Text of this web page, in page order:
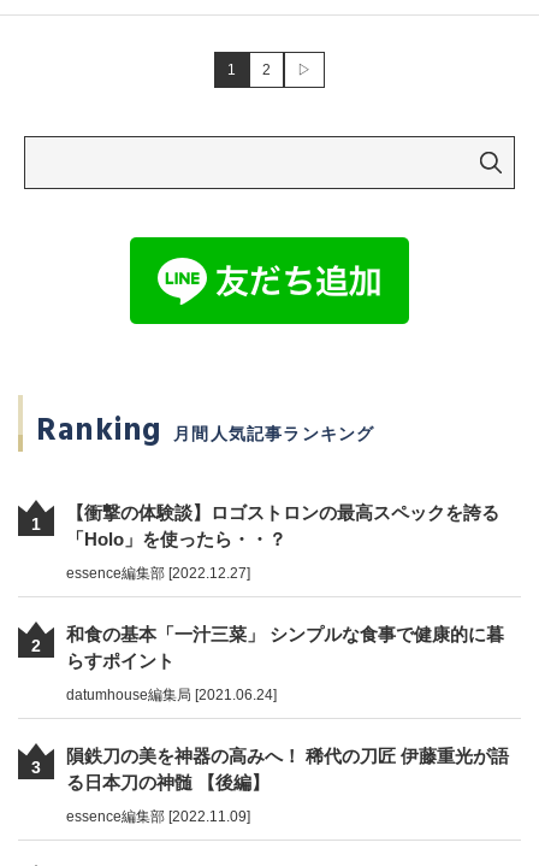
1 2 ▷
Ranking 月間人気記事ランキング
1
【衝撃の体験談】ロゴストロンの最高スペックを誇る
「Holo」を使ったら・・？
essence編集部 [2022.12.27]
2
和食の基本「一汁三菜」 シンプルな食事で健康的に暮
らすポイント
datumhouse編集局 [2021.06.24]
3
隕鉄刀の美を神器の高みへ！ 稀代の刀匠 伊藤重光が語
る日本刀の神髄 【後編】
essence編集部 [2022.11.09]